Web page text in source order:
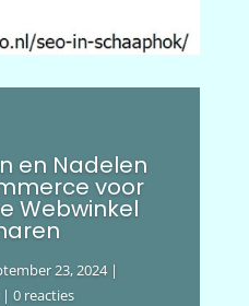
en Nadelen
voor
Webwinkel
23, 2024|
| 0 reacties